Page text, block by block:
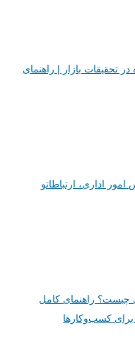
تحقیقات بازار | راهنمای
اداری، ارتباطاتو
چیست؟ راهنمای کامل
برای کسب‌وکارها